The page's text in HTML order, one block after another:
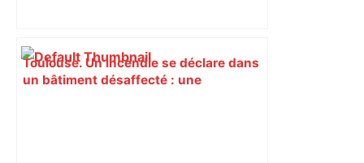
Toulouse. Un incendie se déclare dans
un bâtiment désaffecté : une